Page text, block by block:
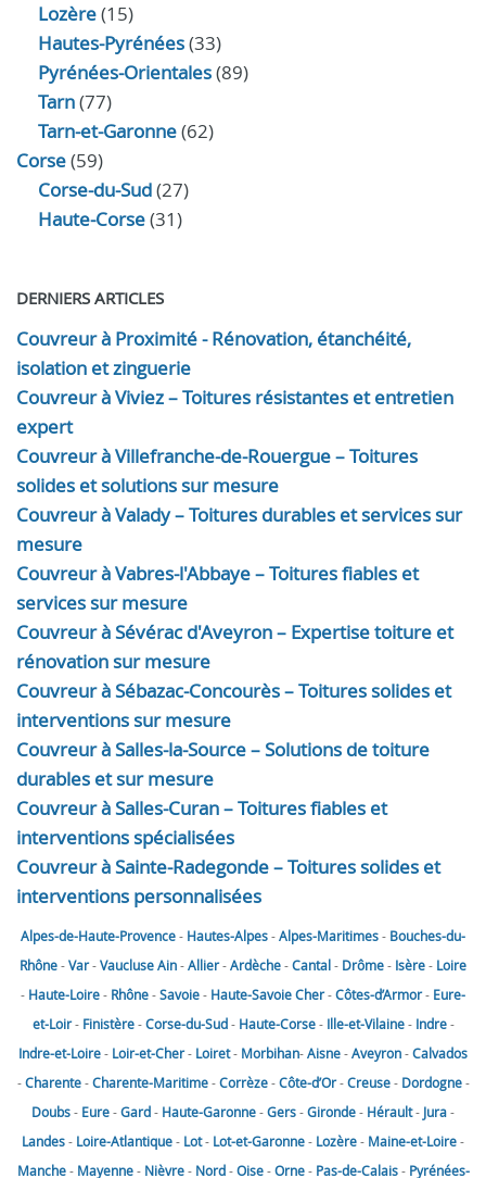
Lozère(15)
Hautes-Pyrénées(33)
Pyrénées-Orientales(89)
Tarn(77)
Tarn-et-Garonne(62)
Corse(59)
Corse-du-Sud(27)
Haute-Corse(31)
DERNIERS ARTICLES
Couvreur à Proximité - Rénovation, étanchéité,
isolation et zinguerie
Couvreur à Viviez – Toitures résistantes et entretien
expert
Couvreur à Villefranche-de-Rouergue – Toitures
solides et solutions sur mesure
Couvreur à Valady – Toitures durables et services sur
mesure
Couvreur à Vabres-l'Abbaye – Toitures fiables et
services sur mesure
Couvreur à Sévérac d'Aveyron – Expertise toiture et
rénovation sur mesure
Couvreur à Sébazac-Concourès – Toitures solides et
interventions sur mesure
Couvreur à Salles-la-Source – Solutions de toiture
durables et sur mesure
Couvreur à Salles-Curan – Toitures fiables et
interventions spécialisées
Couvreur à Sainte-Radegonde – Toitures solides et
interventions personnalisées
Alpes-de-Haute-Provence- Hautes-Alpes-Alpes-Maritimes- Bouches-du-
Rhône-Var-VaucluseAin-Allier-Ardèche-Cantal- Drôme- Isère- Loire
- Haute-Loire- Rhône-Savoie- Haute-SavoieCher-Côtes-d’Armor- Eure-
et-Loir- Finistère-Corse-du-Sud- Haute-Corse- Ille-et-Vilaine- Indre-
Indre-et-Loire- Loir-et-Cher- Loiret- Morbihan-Aisne-Aveyron-Calvados
-Charente-Charente-Maritime-Corrèze-Côte-d’Or-Creuse- Dordogne-
Doubs- Eure-Gard- Haute-Garonne-Gers-Gironde- Hérault- Jura-
Landes- Loire-Atlantique- Lot- Lot-et-Garonne- Lozère- Maine-et-Loire-
Manche- Mayenne- Nièvre- Nord-Oise-Orne- Pas-de-Calais- Pyrénées-